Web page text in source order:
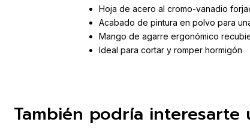
Hoja de acero al cromo-vanadio
Acabado de pintura en polvo para
Mango de agarre ergonómico
Ideal para cortar y romper hormigón
También podría interesarte